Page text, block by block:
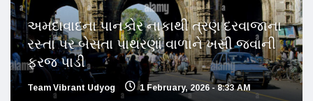
અમદાવાદના પાનકોર નાકાથી ત્રણ દરવાજાના
રસ્તા પર બેસતા પાથરણાં વાળાને ખસી જવાની
ફરજ પાડી
Team Vibrant Udyog 1 February, 2026 - 8:33 AM